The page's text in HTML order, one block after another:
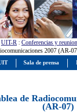
UIT-R : Conferencias y
2007 (AR-
de
(AR-07)
Sala de prensa